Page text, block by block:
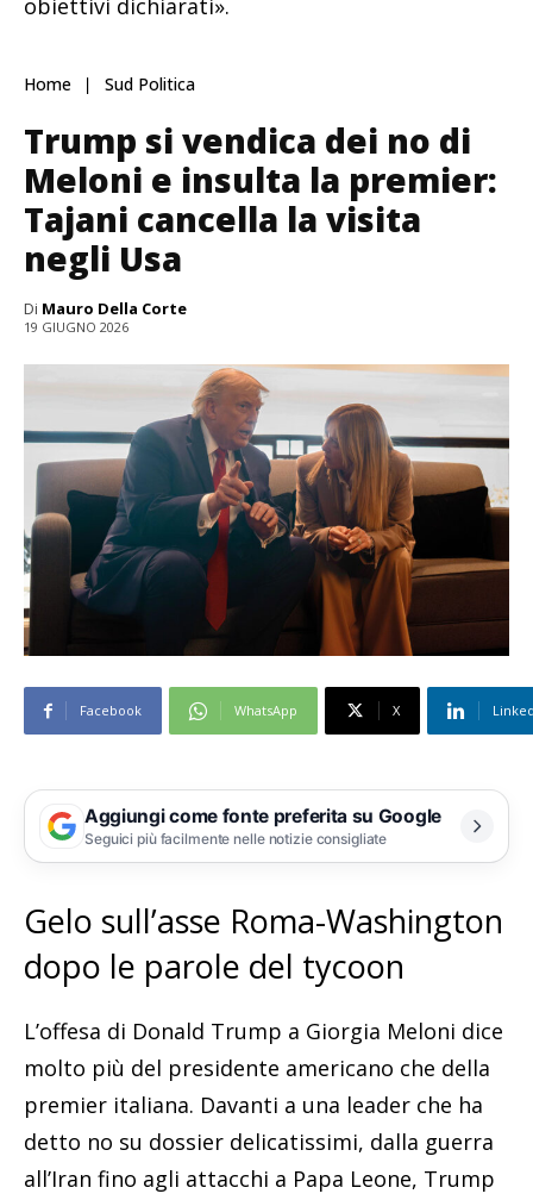
obiettivi dichiarati».
Home Sud Politica
Trump si vendica dei no di
Meloni e insulta la premier:
Tajani cancella la visita
negli Usa
Di Mauro Della Corte
19 GIUGNO 2026
Facebook WhatsApp X
Aggiungi come fonte preferita su Google
Seguici più facilmente nelle notizie consigliate
Gelo sull’asse Roma-Washington
dopo le parole del tycoon
L’offesa di Donald Trump a Giorgia Meloni dice
molto più del presidente americano che della
premier italiana. Davanti a una leader che ha
detto no su dossier delicatissimi, dalla guerra
all’Iran fino agli attacchi a Papa Leone, Trump